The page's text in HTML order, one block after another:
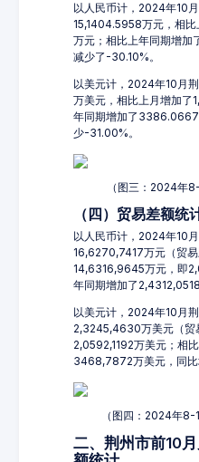
以人民币计，2024年10
15,1404.5958万元，相
万元；相比上年同期增
减少了-30.10%。
以美元计，2024年10月
万美元，相比上月增加了
年同期增加了
少-31.00%。
（图三：2024年
（四）贸易差额统
以人民币计，2024年10
16,6270,7417万元（贸
14,6316,9645万元，即
年同期增加了
以美元计，2024年10月
2,3245,4630万美元（贸
2,0592,1192万美元；相
3468,7872万美元，同比
（图四：2024年8-
二、荆州市前10